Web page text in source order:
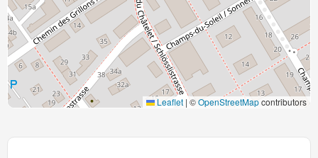
Leaflet |©OpenStreetMapcontributors